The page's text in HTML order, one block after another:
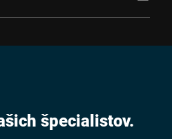
špecialistov.